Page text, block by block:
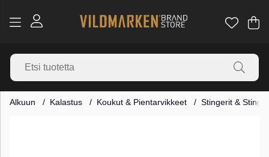
.
Alkuun Kalastus Koukut & Pientarvikkeet Stingerit &